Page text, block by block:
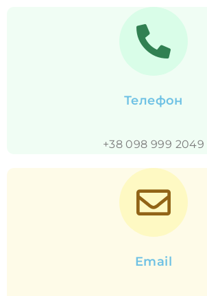
Телефон
+38 098 999 2049
Email